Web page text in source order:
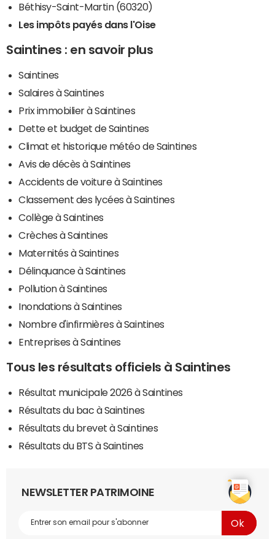
Béthisy-Saint-Martin (60320)
Les impôts payés dans l'Oise
Saintines : en savoir plus
Saintines
Salaires à Saintines
Prix immobilier à Saintines
Dette et budget de Saintines
Climat et historique météo de Saintines
Avis de décès à Saintines
Accidents de voiture à Saintines
Classement des lycées à Saintines
Collège à Saintines
Crèches à Saintines
Maternités à Saintines
Délinquance à Saintines
Pollution à Saintines
Inondations à Saintines
Nombre d'infirmières à Saintines
Entreprises à Saintines
Tous les résultats officiels à Saintines
Résultat municipale 2026 à Saintines
Résultats du bac à Saintines
Résultats du brevet à Saintines
Résultats du BTS à Saintines
NEWSLETTER PATRIMOINE